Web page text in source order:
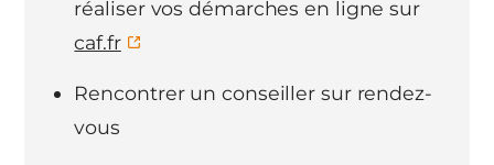
réaliser vos démarches en ligne sur
caf.fr
Rencontrer un conseiller sur rendez-
vous